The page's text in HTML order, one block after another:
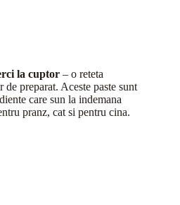
la cuptor – o reteta
de preparat. Aceste paste sunt
care sun la indemana
pranz, cat si pentru cina.